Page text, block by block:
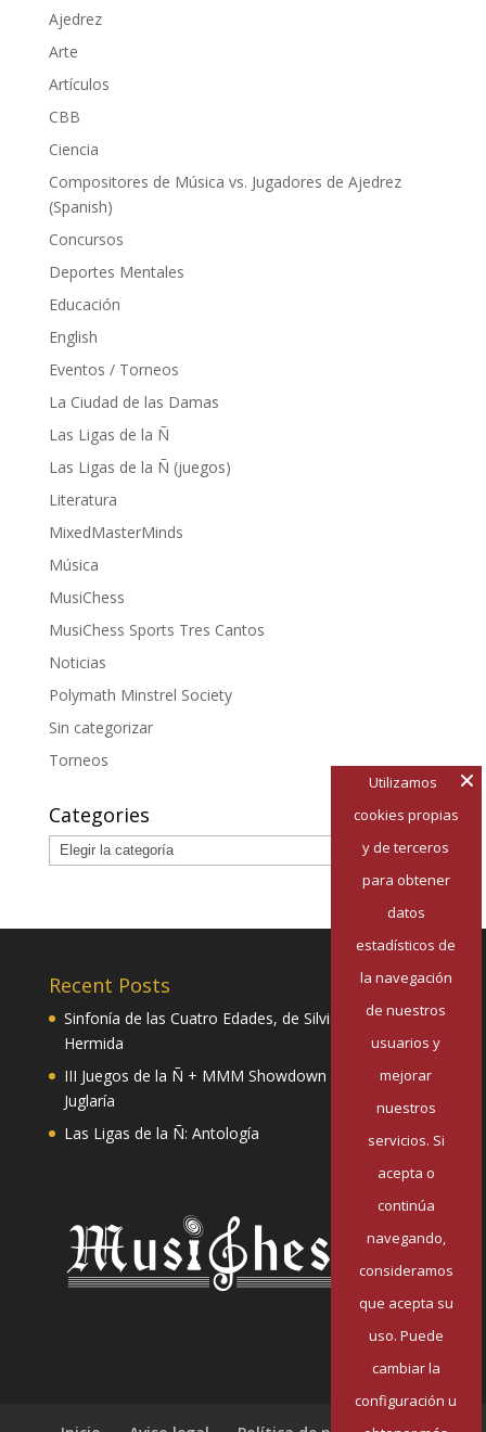
Ajedrez
Arte
Artículos
CBB
Ciencia
Compositores de Música vs. Jugadores de Ajedrez
(Spanish)
Concursos
Deportes Mentales
Educación
English
Eventos / Torneos
La Ciudad de las Damas
Las Ligas de la Ñ
Las Ligas de la Ñ (juegos)
Literatura
MixedMasterMinds
Música
MusiChess
MusiChess Sports Tres Cantos
Noticias
Polymath Minstrel Society
Sin categorizar
Torneos
Categories
Categories
Recent Posts
Sinfonía de las Cuatro Edades, de Silvia Pazos
Hermida
III Juegos de la Ñ + MMM Showdown II: Mester de
Juglaría
Las Ligas de la Ñ: Antología
Utilizamos
cookies propias
y de terceros
para obtener
datos
estadísticos de
la navegación
de nuestros
usuarios y
mejorar
nuestros
servicios. Si
acepta o
continúa
navegando,
consideramos
que acepta su
uso. Puede
cambiar la
configuración u